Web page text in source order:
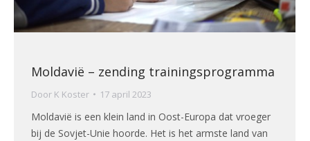
Moldavië – zending trainingsprogramma
Door K Koster 17 april 2023
Moldavië is een klein land in Oost-Europa dat vroeger
bij de Sovjet-Unie hoorde. Het is het armste land van